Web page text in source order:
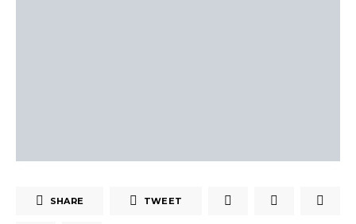
SHARE TWEET